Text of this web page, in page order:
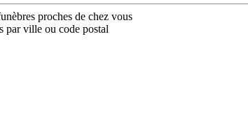
proches de chez vous
par ville ou code postal